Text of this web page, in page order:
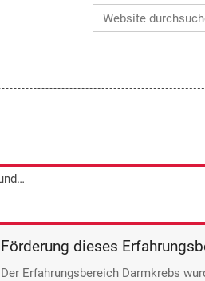
Erweiterte Suche…
Iris Niebling versuchte mit Biofeedback und Beckenbodentraining, der Inkontinenz entgegenzuwirken.
Förderung dieses
Der Erfahrungsbereich Darmkrebs